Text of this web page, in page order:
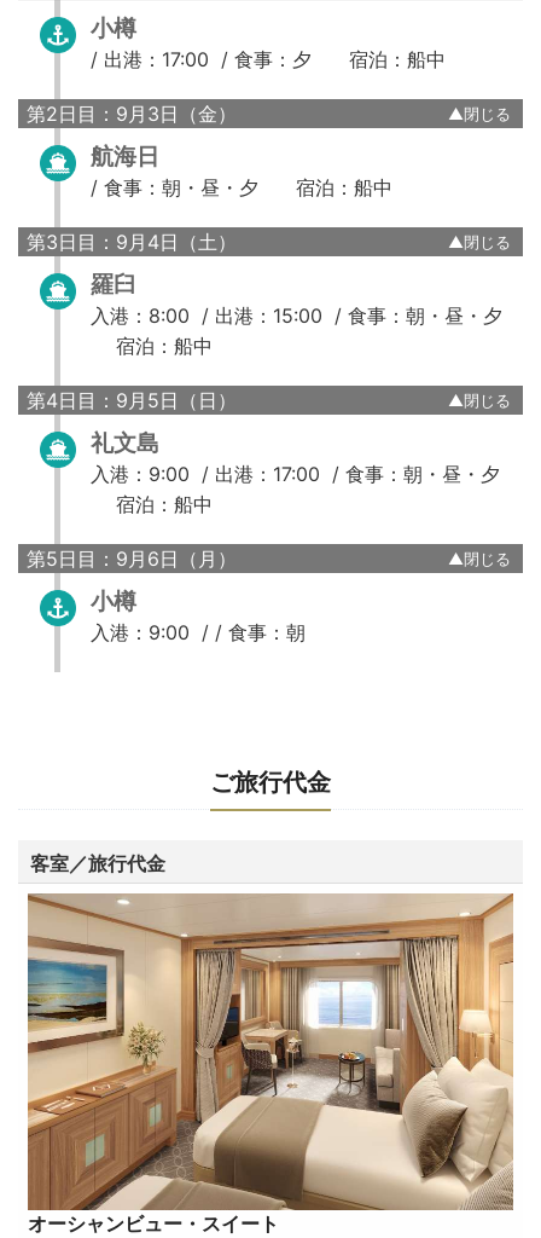
小樽
/ 出港：17:00 / 食事：夕 宿泊：船中
第2日目：9月3日（金）
航海日
/ 食事：朝・昼・夕 宿泊：船中
第3日目：9月4日（土）
羅臼
入港：8:00 / 出港：15:00 / 食事：朝・昼・夕
宿泊：船中
第4日目：9月5日（日）
礼文島
入港：9:00 / 出港：17:00 / 食事：朝・昼・夕
宿泊：船中
第5日目：9月6日（月）
小樽
入港：9:00 / / 食事：朝
ご旅行代金
客室／旅行代金
オーシャンビュー・スイート